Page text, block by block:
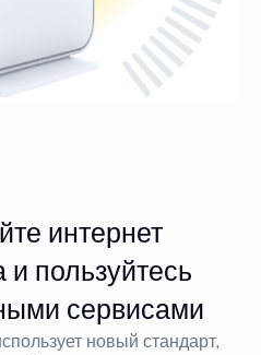
интернет
и пользуйтесь
сервисами
новый стандарт,